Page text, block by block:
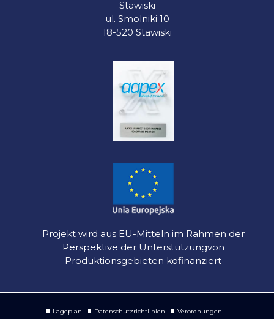
Stawiski
ul. Smolniki 10
18-520 Stawiski
Projekt wird aus EU-Mitteln im Rahmen der
Perspektive der Unterstützungvon
Produktionsgebieten kofinanziert
Lageplan Datenschutzrichtlinien Verordnungen